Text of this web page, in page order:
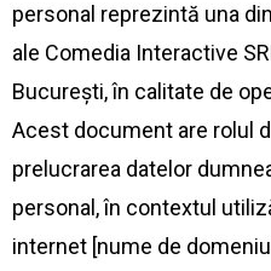
personal reprezintă una
ale Comedia Interactive
București, în calitate de
Acest document are rolul
prelucrarea datelor
personal, în contextul
internet [nume de